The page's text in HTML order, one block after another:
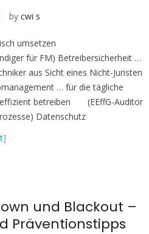
by cwi s
umsetzen
für FM) Betreibersicherheit …
aus Sicht eines Nicht-Juristen
… für die tägliche
effizient betreiben (EEffG-Auditor
Datenschutz
und Blackout –
Präventionstipps